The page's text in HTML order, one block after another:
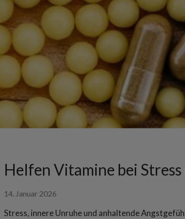
Helfen Vitamine bei
14. Januar 2026
Stress, innere Unruhe und anhaltende